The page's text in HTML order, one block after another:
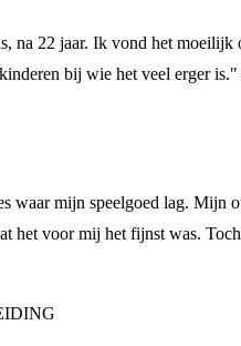
na 22 jaar. Ik vond het
bij wie het veel erger
waar mijn speelgoed lag.
het voor mij het fijnst was.